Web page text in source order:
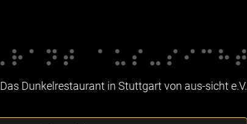
Das Dunkelrestaurant in Stuttgart von aus-sicht e.V.